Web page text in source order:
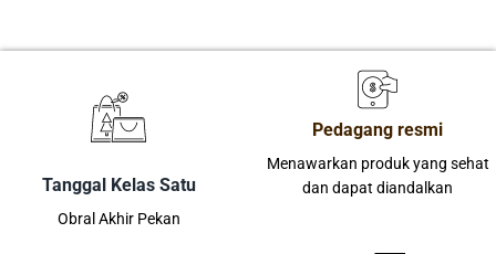
Tanggal Kelas Satu
Obral Akhir Pekan
Pedagang resmi
Menawarkan produk yang sehat
dan dapat diandalkan